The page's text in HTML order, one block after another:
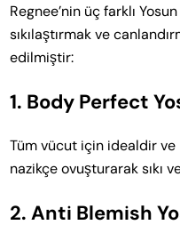
Regnee’nin üç farklı
sıkılaştırmak ve
edilmiştir:
1. Body Perfect
Tüm vücut için idealdir
nazikçe ovuşturarak sıkı
2. Anti Blemish